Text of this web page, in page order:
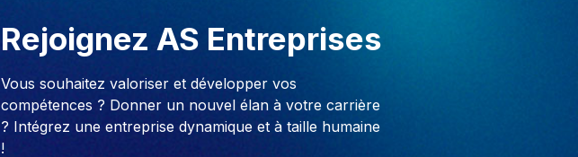
Rejoignez AS Entreprises
Vous souhaitez valoriser et développer vos
compétences ? Donner un nouvel élan à votre carrière
? Intégrez une entreprise dynamique et à taille humaine
!